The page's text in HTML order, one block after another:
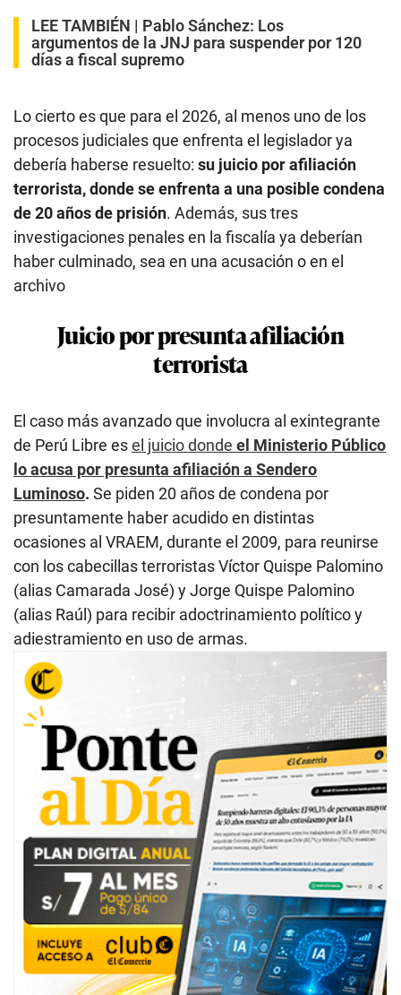
LEE TAMBIÉN | Pablo Sánchez: Los
argumentos de la JNJ para suspender por 120
días a fiscal supremo
Lo cierto es que para el 2026, al menos uno de los
procesos judiciales que enfrenta el legislador ya
debería haberse resuelto: su juicio por afiliación
terrorista, donde se enfrenta a una posible condena
de 20 años de prisión. Además, sus tres
investigaciones penales en la fiscalía ya deberían
haber culminado, sea en una acusación o en el
archivo
Juicio por presunta afiliación
terrorista
El caso más avanzado que involucra al exintegrante
de Perú Libre esel juicio donde el Ministerio Público
lo acusa por presunta afiliación a Sendero
Luminoso. Se piden 20 años de condena por
presuntamente haber acudido en distintas
ocasiones al VRAEM, durante el 2009, para reunirse
con los cabecillas terroristas Víctor Quispe Palomino
(alias Camarada José) y Jorge Quispe Palomino
(alias Raúl) para recibir adoctrinamiento político y
adiestramiento en uso de armas.